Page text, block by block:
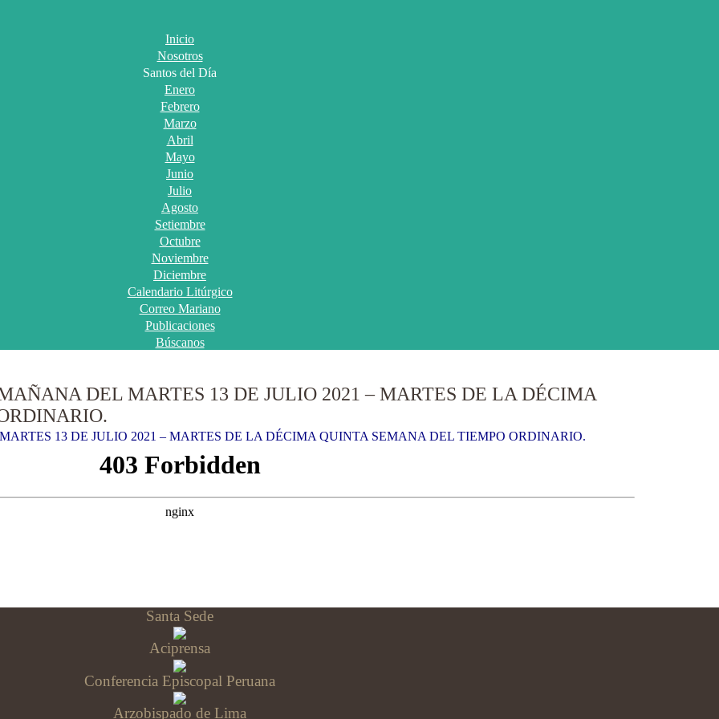
Inicio
Nosotros
Santos del Día
Enero
Febrero
Marzo
Abril
Mayo
Junio
Julio
Agosto
Setiembre
Octubre
Noviembre
Diciembre
Calendario Litúrgico
Correo Mariano
Publicaciones
Búscanos
DEL MARTES 13 DE JULIO 2021 – MARTES DE LA DÉCIMA
13 DE JULIO 2021 – MARTES DE LA DÉCIMA QUINTA SEMANA DEL TIEMPO ORDINARIO.
Santa Sede
Aciprensa
Conferencia Episcopal Peruana
Arzobispado de Lima